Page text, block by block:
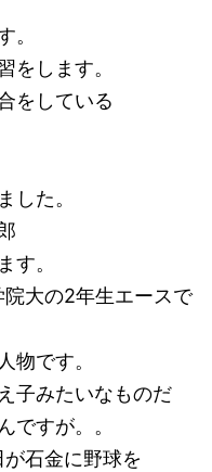
。
をします。
をしている
した。
す。
大の2年生エースで
物です。
子みたいなものだ
ですが。。
石金に野球を